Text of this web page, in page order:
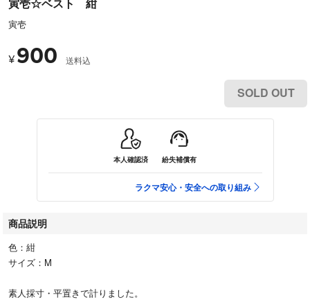
寅壱
¥ 900 送料込
SOLD OUT
本人確認済 紛失補償有
ラクマ安心・安全への取り組み
商品説明
色：紺
サイズ：M
素人採寸・平置きで計りました。